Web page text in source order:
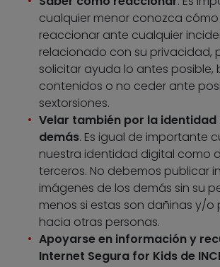
cualquier menor conozca
reaccionar ante cualquier
relacionado con su privacidad,
solicitar ayuda lo antes posible,
contenidos o no ceder ante
sextorsiones.
Velar también por la
demás. Es igual de importante
nuestra identidad digital como
terceros. No debemos publicar
imágenes de los demás sin su
menos si estas son dañinas y/o
hacia otras personas.
Apoyarse en información y
Internet Segura for Kids de